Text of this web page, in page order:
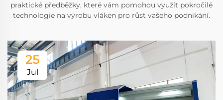
praktické předběžky, které vám pomohou využít pokročilé
technologie na výrobu vláken pro růst vašeho podnikání.
25
Jul